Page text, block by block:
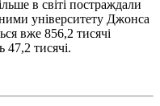
в світі постраждали
університету Джонса
вже 856,2 тисячі
47,2 тисячі.